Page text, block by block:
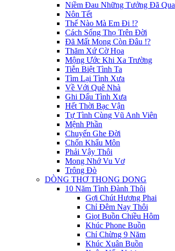
Niềm Đau Những Tưởng Đã Qua
Nôn Tết
Thế Nào Mà Em Đi !?
Cách Sống Thọ Trên Đời
Đã Mất Mong Còn Đâu !?
Thăm Xứ Cờ Hoa
Mộng Ước Khi Xa Trường
Tiễn Biệt Tình Ta
Tìm Lại Tình Xưa
Về Với Quê Nhà
Ghi Dấu Tình Xưa
Hết Thời Bạc Vận
Tự Tình Cùng Vũ Anh Viên
Mệnh Phần
Chuyến Ghe Đời
Chốn Khẩu Môn
Phải Vậy Thôi
Mong Nhớ Vu Vơ
Trông Đò
DÒNG THƠ THONG DONG
10 Năm Tình Đành Thôi
Gợi Chút Hương Phai
Chỉ Đêm Nay Thôi
Giọt Buồn Chiều Hôm
Khúc Phone Buồn
Chỉ Chừng 9 Năm
Khúc Xuân Buồn